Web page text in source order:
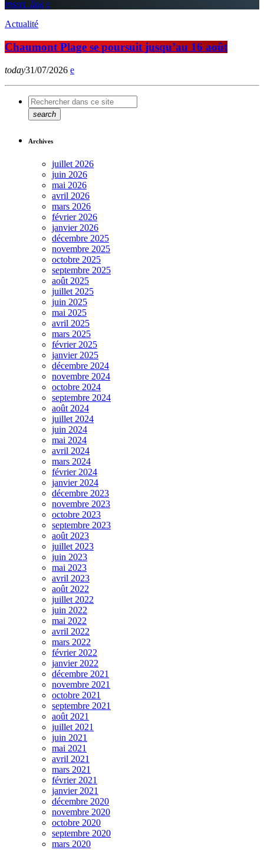
insert_link
Actualité
Chaumont Plage se poursuit jusqu’au 16 août
today31/07/2026
search
Archives
juillet 2026
juin 2026
mai 2026
avril 2026
mars 2026
février 2026
janvier 2026
décembre 2025
novembre 2025
octobre 2025
septembre 2025
août 2025
juillet 2025
juin 2025
mai 2025
avril 2025
mars 2025
février 2025
janvier 2025
décembre 2024
novembre 2024
octobre 2024
septembre 2024
août 2024
juillet 2024
juin 2024
mai 2024
avril 2024
mars 2024
février 2024
janvier 2024
décembre 2023
novembre 2023
octobre 2023
septembre 2023
août 2023
juillet 2023
juin 2023
mai 2023
avril 2023
août 2022
juillet 2022
juin 2022
mai 2022
avril 2022
mars 2022
février 2022
janvier 2022
décembre 2021
novembre 2021
octobre 2021
septembre 2021
août 2021
juillet 2021
juin 2021
mai 2021
avril 2021
mars 2021
février 2021
janvier 2021
décembre 2020
novembre 2020
octobre 2020
septembre 2020
mars 2020